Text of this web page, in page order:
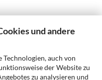
und andere
auch von
der Website zu
zu analysieren und